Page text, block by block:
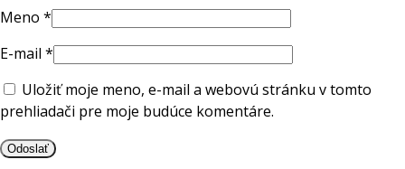
Meno *
E-mail *
Uložiť moje meno, e-mail a webovú stránku v tomto
prehliadači pre moje budúce komentáre.